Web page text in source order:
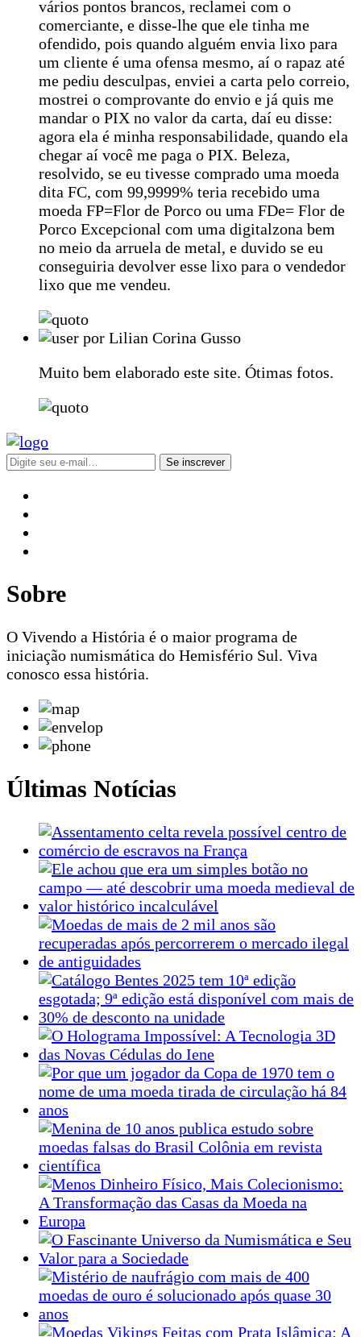
vários pontos brancos, reclamei com o
comerciante, e disse-lhe que ele tinha me
ofendido, pois quando alguém envia lixo para
um cliente é uma ofensa mesmo, aí o rapaz até
me pediu desculpas, enviei a carta pelo correio,
mostrei o comprovante do envio e já quis me
mandar o PIX no valor da carta, daí eu disse:
agora ela é minha responsabilidade, quando ela
chegar aí você me paga o PIX. Beleza,
resolvido, se eu tivesse comprado uma moeda
dita FC, com 99,9999% teria recebido uma
moeda FP=Flor de Porco ou uma FDe= Flor de
Porco Excepcional com uma digitalzona bem
no meio da arruela de metal, e duvido se eu
conseguiria devolver esse lixo para o vendedor
lixo que me vendeu.
por Lilian Corina Gusso
Muito bem elaborado este site. Ótimas fotos.
Se inscrever
Sobre
O Vivendo a História é o maior programa de
iniciação numismática do Hemisfério Sul. Viva
conosco essa história.
Últimas Notícias